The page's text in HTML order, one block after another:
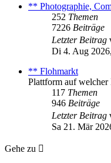
** Photographie,
252 Themen
7226 Beiträge
Letzter Beitrag
Di 4. Aug
** Flohmarkt
Plattform auf welcher
117 Themen
946 Beiträge
Letzter Beitrag
Sa 21. Mär
Gehe zu